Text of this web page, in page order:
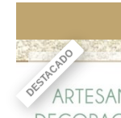
DESTACADO